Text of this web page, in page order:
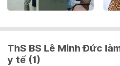
ThS BS Lê Minh Đức
y tế (1)